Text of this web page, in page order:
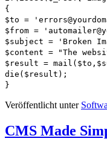
{
$to =
$from =
$subject = 'Broken
$content = "The
$result =
die($result);
}
Veröffentlicht unter
CMS Made